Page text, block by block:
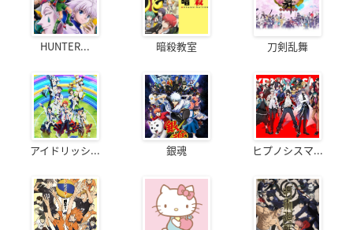
HUNTER... 暗殺教室 刀剣乱舞
アイドリッシ... 銀魂 ヒプノシスマ...